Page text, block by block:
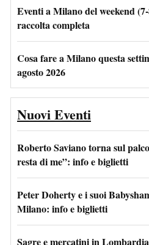
Eventi a Milano del weekend
raccolta completa
Cosa fare a Milano questa
agosto 2026
Nuovi Eventi
Roberto Saviano torna sul
resta di me”: info e biglietti
Peter Doherty e i suoi
Milano: info e biglietti
Sagre e mercatini in